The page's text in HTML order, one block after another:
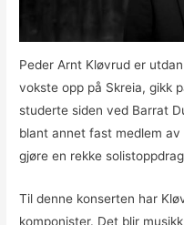
Peder Arnt Kløvrud er
vokste opp på Skreia, gikk
studerte siden ved Barrat
blant annet fast medlem
gjøre en rekke
Til denne konserten har
komponister. Det blir